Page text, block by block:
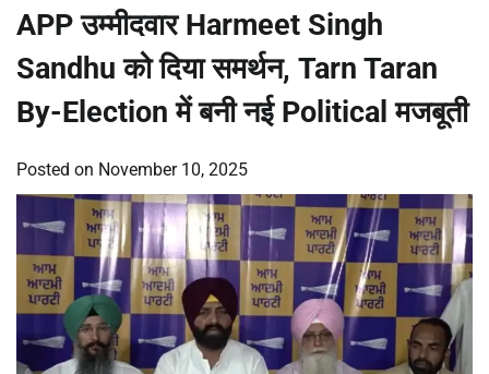
APP उम्मीदवार Harmeet Singh
Sandhu को दिया समर्थन, Tarn Taran
By-Election में बनी नई Political मजबूती
Posted on November 10, 2025